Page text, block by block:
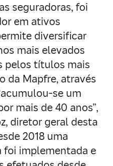
seguradoras, foi
em ativos
diversificar
mais elevados
pelos títulos mais
da Mapfre, através
se um
mais de 40 anos”,
diretor geral desta
2018 uma
foi implementada e